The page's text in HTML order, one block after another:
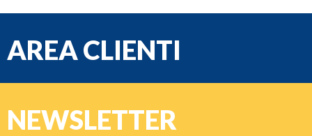
AREA CLIENTI
NEWSLETTER